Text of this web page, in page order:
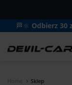
🏁🔆 Odbierz 30
Home Sklep